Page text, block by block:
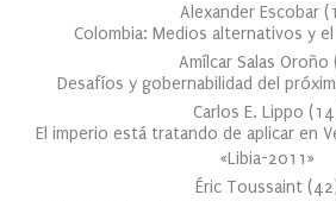
Alexander Escobar (
Colombia: Medios alternativos y
Amílcar Salas Oroño (
Desafíos y gobernabilidad del
Carlos E. Lippo (14
El imperio está tratando de aplicar en
«Libia-2011»
Éric Toussaint (42